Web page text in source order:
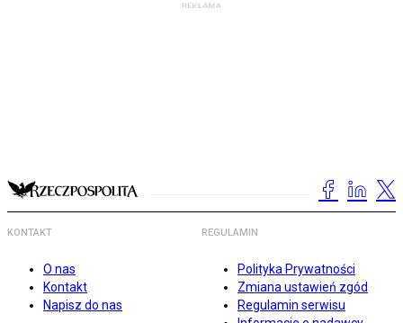
KONTAKT
O nas
Kontakt
Napisz do nas
REGULAMIN
Polityka Prywatności
Zmiana ustawień zgód
Regulamin serwisu